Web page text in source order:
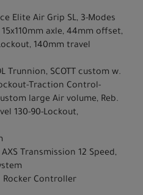
Elite Air Grip SL, 3-Modes
axle, 44mm offset,
140mm travel
Trunnion, SCOTT custom w.
Traction Control-
large Air volume, Reb.
130-90-Lockout,
Transmission 12 Speed,
Rocker Controller